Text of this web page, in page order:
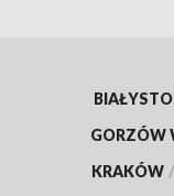
GORZÓW
KRAKÓW /